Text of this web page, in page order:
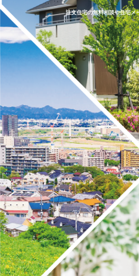
注文住宅の無料相談や住宅メ